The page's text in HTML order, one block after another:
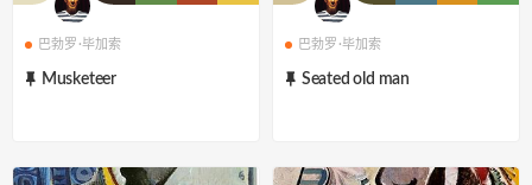
巴勃罗·毕加索
Musketeer
巴勃罗·毕加索
Seated old man